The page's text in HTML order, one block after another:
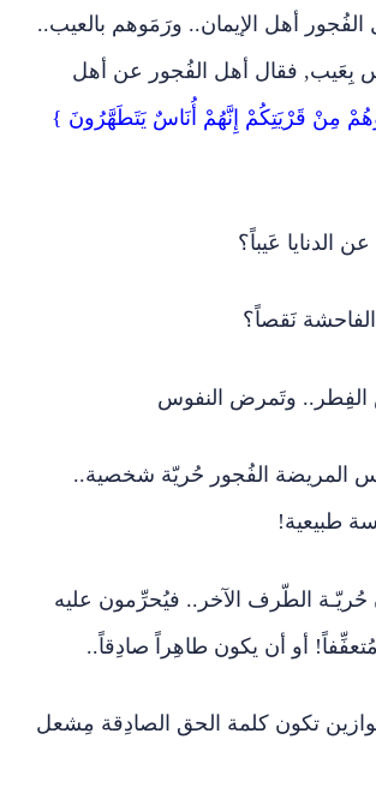
الفُجور أهل الإيمان.. ورَمَوهم بالعيب..
بِعَيب, فقال أهل الفُجور عن أهل
مِنْ قَرْيَتِكُمْ إِنَّهُمْ أُنَاسٌ يَتَطَهَّرُونَ }
الدنايا عَيباً؟
نَقصاً؟
الفِطر.. وتَمرض النفوس
المريضة الفُجور حُريّة شخصية..
طبيعية!
حُريّـة الطّرف الآخر.. فيُحرِّمون عليه
أو أن يكون طاهِراً صادِقاً..
تكون كلمة الحق الصادِقة مِشعل